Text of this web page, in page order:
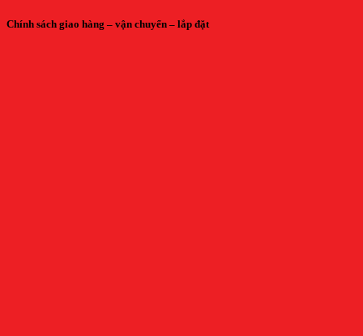
Chính sách giao hàng – vận chuyển – lắp đặt